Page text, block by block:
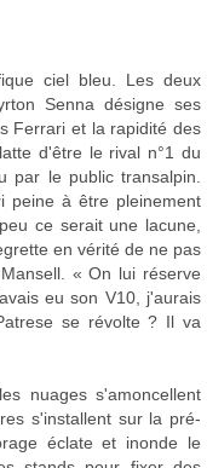
ciel bleu. Les deux
Senna désigne ses
Ferrari et la rapidité des
d'être le rival n°1 du
par le public transalpin.
peine à être pleinement
ce serait une lacune,
en vérité de ne pas
« On lui réserve
eu son V10, j'aurais
se révolte ? Il va
nuages s'amoncellent
s'installent sur la pré-
éclate et inonde le